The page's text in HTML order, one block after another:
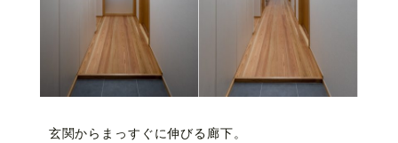
玄関からまっすぐに伸びる廊下。